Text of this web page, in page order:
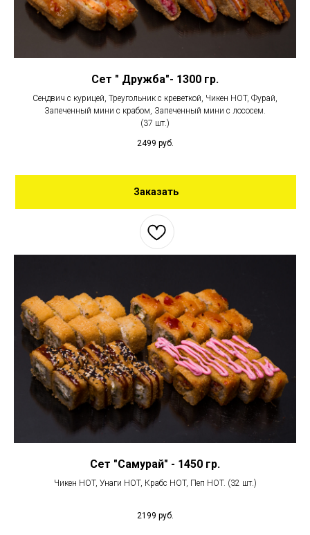
Сет " Дружба"- 1300 гр.
Сендвич с курицей, Треугольник с креветкой, Чикен HOT, Фурай,
Запеченный мини с крабом, Запеченный мини с лососем.
(37 шт.)
2499 руб.
Заказать
Сет "Самурай" - 1450 гр.
Чикен HOT, Унаги HOT, Крабс HOT, Пеп HOT. (32 шт.)
2199 руб.